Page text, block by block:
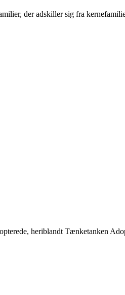
der adskiller sig fra
heriblandt Tænketanken